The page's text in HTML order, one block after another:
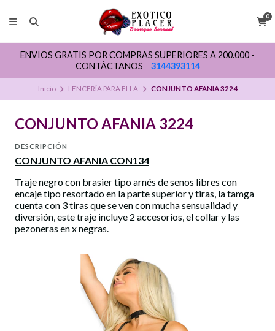
0
ENVIOS GRATIS POR COMPRAS SUPERIORES A 200.000 -
CONTÁCTANOS
3144393114
Inicio LENCERÍA PARA ELLA CONJUNTO AFANIA 3224
CONJUNTO AFANIA 3224
DESCRIPCIÓN
CONJUNTO AFANIA CON134
Traje negro con brasier tipo arnés de senos libres con
encaje tipo resortado en la parte superior y tiras, la tamga
cuenta con 3 tiras que se ven con mucha sensualidad y
diversión, este traje incluye 2 accesorios, el collar y las
pezoneras en x negras.